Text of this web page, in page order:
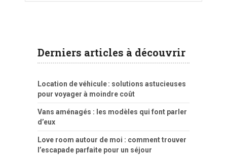
Derniers articles à découvrir
Location de véhicule : solutions astucieuses
pour voyager à moindre coût
Vans aménagés : les modèles qui font parler
d’eux
Love room autour de moi : comment trouver
l’escapade parfaite pour un séjour